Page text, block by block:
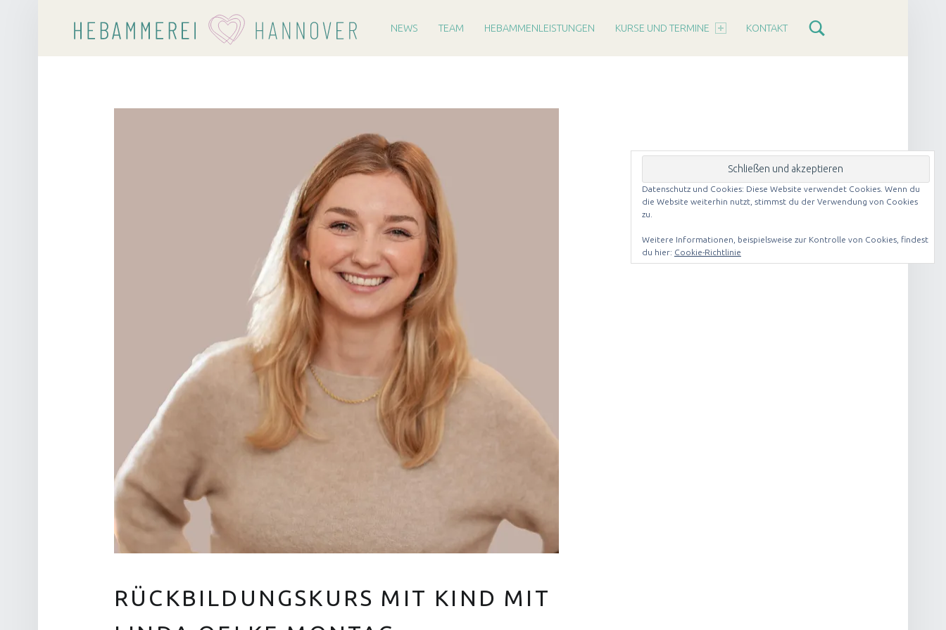
M
E
R
E
H
A
N
N
O
V
Euer Hebammen Team für Linden und ganz Hannover
NEWS TEAM HEBAMMENLEISTUNGEN KURSE UND TERMINE KONTAKT
RÜCKBILDUNGSKURS MIT KIND MIT
Datenschutz und Cookies: Diese Website verwendet Cookies. Wenn du
die Website weiterhin nutzt, stimmst du der Verwendung von Cookies
zu.
Weitere Informationen, beispielsweise zur Kontrolle von Cookies, findest
du hier: Cookie-Richtlinie